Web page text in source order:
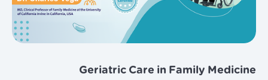
Geriatric Care in Family Medicine